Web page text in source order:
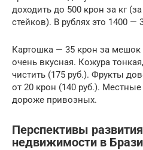
доходить до 500 крон за кг
стейков). В рублях это 1400 —
Картошка — 35 крон за мешок
очень вкусная. Кожура
чистить (175 руб.). Фрукты
от 20 крон (140 руб.).
дороже привозных.
Перспективы
недвижимости в